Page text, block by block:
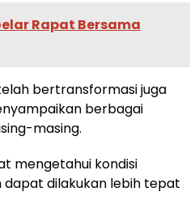
Rapat Bersama
bertransformasi juga
berbagai
masing.
mengetahui kondisi
dilakukan lebih tepat